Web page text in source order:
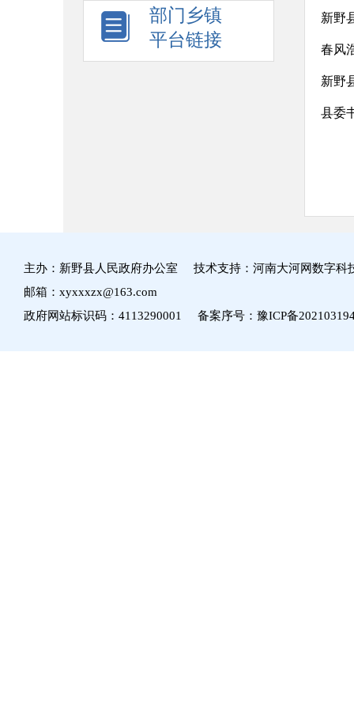
部门乡镇
平台链接
新野
春风
新野
县委
主办：新野县人民政府办公室 技术支持：河南大河网数字科
邮箱：xyxxxzx@163.com
政府网站标识码：4113290001 备案序号： 豫ICP备